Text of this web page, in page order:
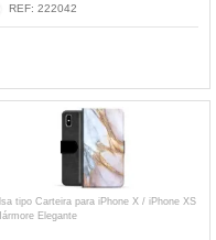
REF: 222042
tipo Carteira para iPhone X / iPhone XS
Elegante